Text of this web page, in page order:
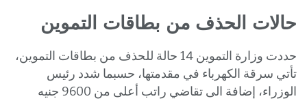
حالات الحذف من بطاقات التموين
حددت وزارة التموين 14 حالة للحذف من بطاقات التموين،
تأتي سرقة الكهرباء في مقدمتها، حسبما شدد رئيس
الوزراء، إضافة الى تقاضي راتب أعلى من 9600 جنيه